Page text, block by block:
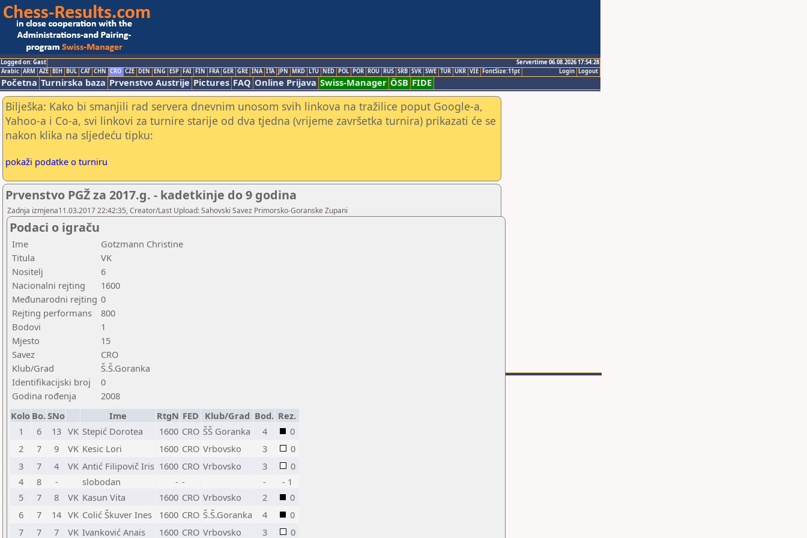
Logged on: Gast
Servertime 06.08.2026 17:54:28
Logout
Login
Arabic ARM AZE BIH BUL CAT CHN CRO CZE DEN ENG ESP FAI FIN FRA GER GRE INA ITA JPN MKD LTU NED POL POR ROU RUS SRB SVK SWE TUR UKR VIE FontSize:11pt
Početna Turnirska baza Prvenstvo Austrije Pictures FAQ Online Prijava Swiss-Manager ÖSB FIDE
Bilješka: Kako bi smanjili rad servera dnevnim unosom svih linkova na tražilice poput Google-a,
Yahoo-a i Co-a, svi linkovi za turnire starije od dva tjedna (vrijeme završetka turnira) prikazati će se
nakon klika na sljedeću tipku:
pokaži podatke o turniru
Prvenstvo PGŽ za 2017.g. - kadetkinje do 9 godina
Zadnja izmjena11.03.2017 22:42:35, Creator/Last Upload: Sahovski Savez Primorsko-Goranske Zupani
Podaci o igraču
Ime
Gotzmann Christine
Titula
VK
Nositelj
6
Nacionalni rejting
1600
Međunarodni rejting 0
Rejting performans
800
Bodovi
1
Mjesto
15
Savez
CRO
Klub/Grad
Š.Š.Goranka
Identifikacijski broj
0
Godina rođenja
2008
Kolo Bo.SNo Ime RtgN FED Klub/Grad Bod. Rez.
1
6 13 VK Stepić Dorotea 1600 CRO ŠŠ Goranka 4
0
2
7 9 VK Kesic Lori 1600 CRO Vrbovsko 3
0
3
7 4 VK Antić Filipovič Iris 1600 CRO Vrbovsko 3
0
4
8 - slobodan - - -
- 1
5
7 8 VK Kasun Vita 1600 CRO Vrbovsko 2
0
6
7 14 VK Colić Škuver Ines 1600 CRO Š.Š.Goranka 4
0
7
7 7 VK Ivanković Anais 1600 CRO Vrbovsko 3 0